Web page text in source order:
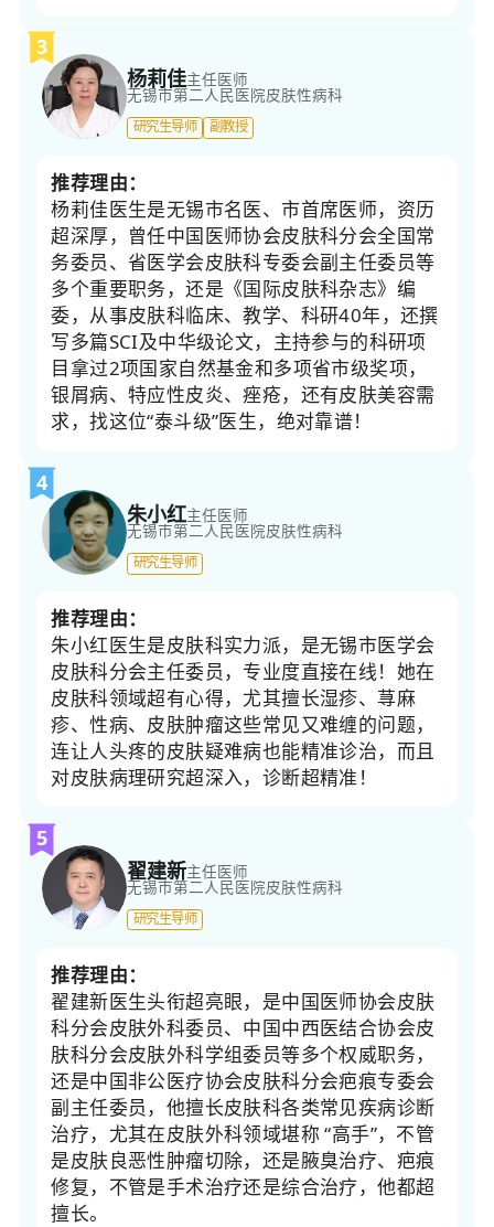
3
杨莉佳主任医师
无锡市第二人民医院皮肤性病科
研究生导师 副教授
推荐理由：
杨莉佳医生是无锡市名医、市首席医师，资历
超深厚，曾任中国医师协会皮肤科分会全国常
务委员、省医学会皮肤科专委会副主任委员等
多个重要职务，还是《国际皮肤科杂志》编
委，从事皮肤科临床、教学、科研40年，还撰
写多篇SCI及中华级论文，主持参与的科研项
目拿过2项国家自然基金和多项省市级奖项，
银屑病、特应性皮炎、痤疮，还有皮肤美容需
求，找这位“泰斗级”医生，绝对靠谱！
4
朱小红主任医师
无锡市第二人民医院皮肤性病科
研究生导师
推荐理由：
朱小红医生是皮肤科实力派，是无锡市医学会
皮肤科分会主任委员，专业度直接在线！​她在
皮肤科领域超有心得，尤其擅长湿疹、荨麻
疹、性病、皮肤肿瘤这些常见又难缠的问题，
连让人头疼的皮肤疑难病也能精准诊治，而且
对皮肤病理研究超深入，诊断超精准！​
5
翟建新主任医师
无锡市第二人民医院皮肤性病科
研究生导师
推荐理由：
翟建新医生头衔超亮眼，是中国医师协会皮肤
科分会皮肤外科委员、中国中西医结合协会皮
肤科分会皮肤外科学组委员等多个权威职务，
还是中国非公医疗协会皮肤科分会疤痕专委会
副主任委员，他擅长皮肤科各类常见疾病诊断
治疗，尤其在皮肤外科领域堪称 “高手”，不管
是皮肤良恶性肿瘤切除，还是腋臭治疗、疤痕
修复，不管是手术治疗还是综合治疗，他都超
擅长。